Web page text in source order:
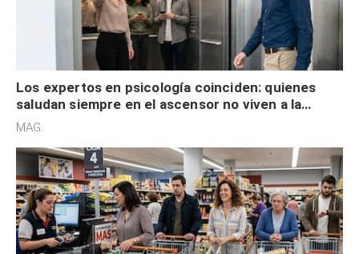
Los expertos en psicología coinciden: quienes
saludan siempre en el ascensor no viven a la
defensiva y tienen apertura social
MAG.